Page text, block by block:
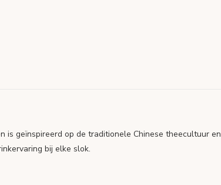
is geïnspireerd op de traditionele Chinese theecultuur en
bij elke slok.